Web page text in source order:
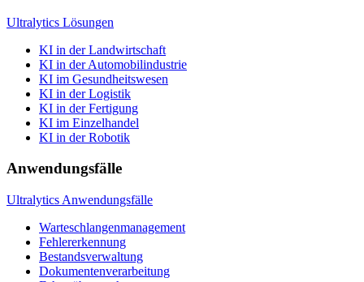
Ultralytics Lösungen
KI in der Landwirtschaft
KI in der Automobilindustrie
KI im Gesundheitswesen
KI in der Logistik
KI in der Fertigung
KI im Einzelhandel
KI in der Robotik
Anwendungsfälle
Ultralytics Anwendungsfälle
Warteschlangenmanagement
Fehlererkennung
Bestandsverwaltung
Dokumentenverarbeitung